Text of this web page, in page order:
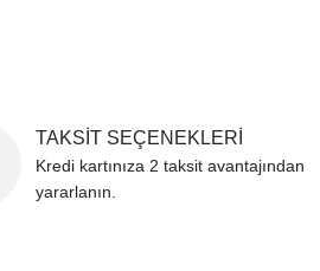
TAKSİT SEÇENEKLERİ
Kredi kartınıza 2 taksit avantajından
yararlanın.